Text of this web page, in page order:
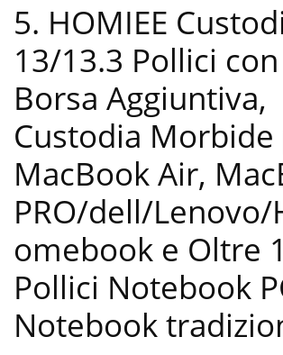
5. HOMIEE
13/13.3 Pollici
Borsa Aggiuntiva,
Custodia
MacBook Air,
PRO/dell/Lenovo/
omebook e Oltre
Pollici Notebook
Notebook